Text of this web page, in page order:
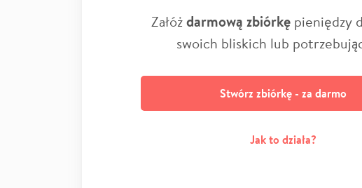
Załóżdarmową zbiórkępieniędzy
swoich bliskich lub
Stwórz zbiórkę - za darmo
Jak to działa?